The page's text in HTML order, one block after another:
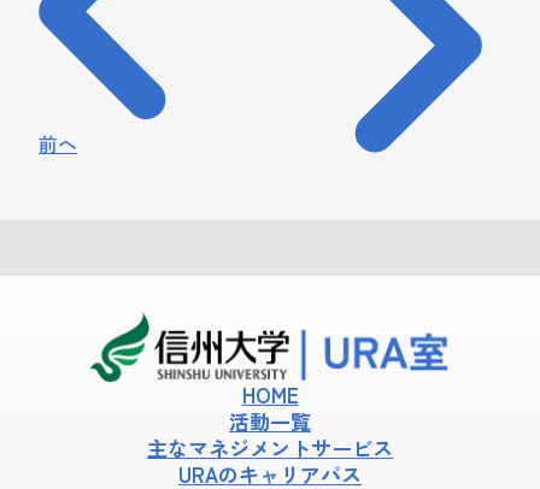
前へ
HOME
活動一覧
主なマネジメントサービス
URAのキャリアパス